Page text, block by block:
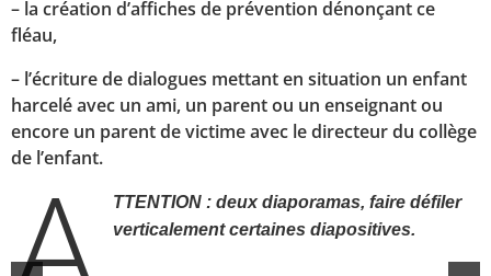
– la création d’affiches de prévention dénonçant ce
fléau,
– l’écriture de dialogues mettant en situation un enfant
harcelé avec un ami, un parent ou un enseignant ou
encore un parent de victime avec le directeur du collège
de l’enfant.
TTENTION : deux diaporamas, faire défiler
verticalement certaines diapositives.